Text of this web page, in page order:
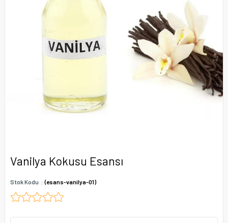
Vanilya Kokusu Esansı
Stok Kodu (esans-vanilya-01)